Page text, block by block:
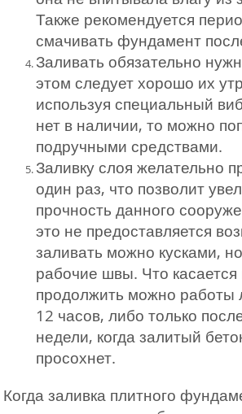
Также рекомендуется
смачивать фундамент
Заливать обязательно
этом следует хорошо их
используя специальный
нет в наличии, то можно
подручными средствами.
Заливку слоя желательно
один раз, что позволит
прочность данного
это не предоставляется
заливать можно кусками,
рабочие швы. Что
продолжить можно работы
12 часов, либо только
недели, когда залитый
просохнет.
Когда заливка плитного